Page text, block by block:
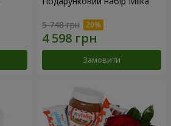
5 748 грн
Замовити